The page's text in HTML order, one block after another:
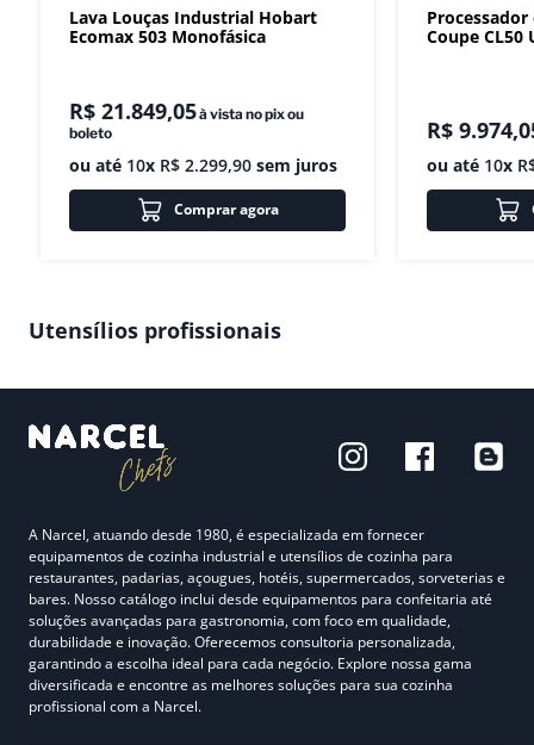
Lava Louças Industrial Hobart
Ecomax 503 Monofásica
R$ 21.849,05à vista no pix ou
boleto
ou até 10x R$ 2.299,90 sem juros
Comprar agora
Coupe CL50
R$ 9.974,
ou até 10x
Utensílios profissionais
A Narcel, atuando desde 1980, é especializada em fornecer
equipamentos de cozinha industrial e utensílios de cozinha para
restaurantes, padarias, açougues, hotéis, supermercados, sorveterias e
bares. Nosso catálogo inclui desde equipamentos para confeitaria até
soluções avançadas para gastronomia, com foco em qualidade,
durabilidade e inovação. Oferecemos consultoria personalizada,
garantindo a escolha ideal para cada negócio. Explore nossa gama
diversificada e encontre as melhores soluções para sua cozinha
profissional com a Narcel.